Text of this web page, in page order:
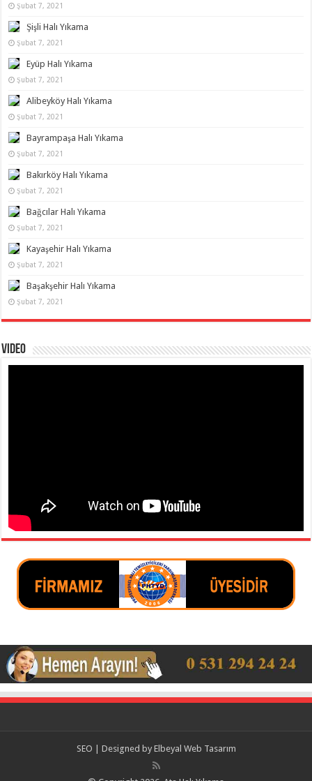
Şubat 7, 2021
Şişli Halı Yıkama
Şubat 7, 2021
Eyüp Halı Yıkama
Şubat 7, 2021
Alibeyköy Halı Yıkama
Şubat 7, 2021
Bayrampaşa Halı Yıkama
Şubat 7, 2021
Bakırköy Halı Yıkama
Şubat 7, 2021
Bağcılar Halı Yıkama
Şubat 7, 2021
Kayaşehir Halı Yıkama
Şubat 7, 2021
Başakşehir Halı Yıkama
Şubat 7, 2021
Video
SEO | Designed by Elbeyal Web Tasarım